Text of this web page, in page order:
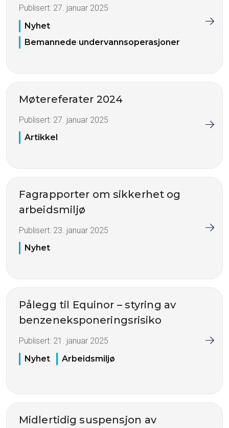
Publisert: 27. januar 2025
Nyhet
Bemannede undervannsoperasjoner
Møtereferater 2024
Publisert: 27. januar 2025
Artikkel
Fagrapporter om sikkerhet og
arbeidsmiljø
Publisert: 23. januar 2025
Nyhet
Pålegg til Equinor – styring av
benzeneksponeringsrisiko
Publisert: 21. januar 2025
Nyhet
Arbeidsmiljø
Midlertidig suspensjon av